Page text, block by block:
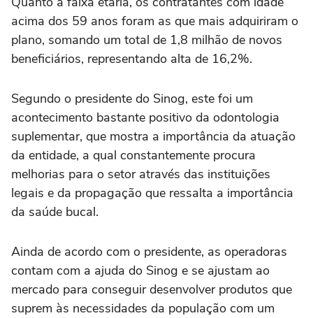
acima dos 59 anos foram as que mais adquiriram o
plano, somando um total de 1,8 milhão de novos
beneficiários, representando alta de 16,2%.
Segundo o presidente do Sinog, este foi um
acontecimento bastante positivo da odontologia
suplementar, que mostra a importância da atuação
da entidade, a qual constantemente procura
melhorias para o setor através das instituições
legais e da propagação que ressalta a importância
da saúde bucal.
Ainda de acordo com o presidente, as operadoras
contam com a ajuda do Sinog e se ajustam ao
mercado para conseguir desenvolver produtos que
suprem às necessidades da população com um